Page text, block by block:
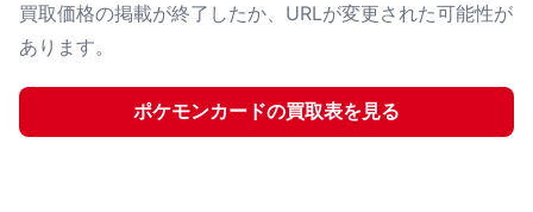
買取価格の掲載が終了したか、URLが変更された可能性が
あります。
ポケモンカードの買取表を見る